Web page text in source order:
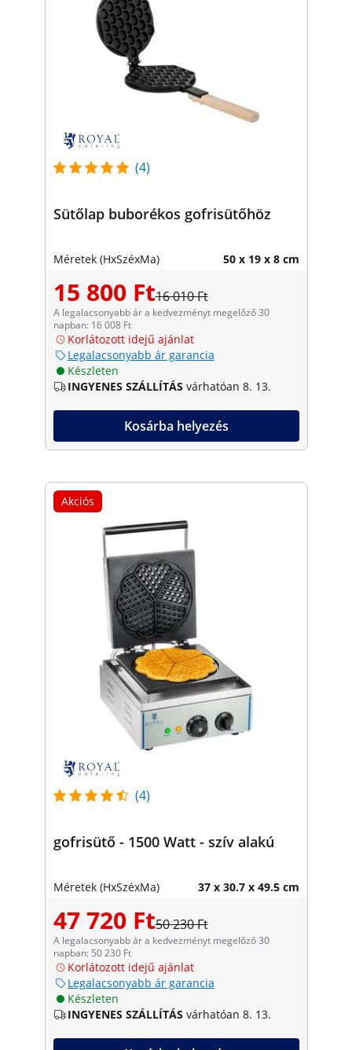
(4)
Sütőlap buborékos gofrisütőhöz
Méretek (HxSzéxMa) 50 x 19 x 8 cm
15 800 Ft16 010 Ft
A legalacsonyabb ár a kedvezményt megelőző 30
napban: 16 008 Ft
Korlátozott idejű ajánlat
Legalacsonyabb ár garancia
Készleten
INGYENES SZÁLLÍTÁS várhatóan 8. 13.
Kosárba helyezés
Akciós
(4)
gofrisütő - 1500 Watt - szív alakú
Méretek (HxSzéxMa) 37 x 30.7 x 49.5 cm
47 720 Ft50 230 Ft
A legalacsonyabb ár a kedvezményt megelőző 30
napban: 50 230 Ft
Korlátozott idejű ajánlat
Legalacsonyabb ár garancia
Készleten
INGYENES SZÁLLÍTÁS várhatóan 8. 13.